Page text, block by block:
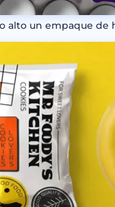
alto un empaque de